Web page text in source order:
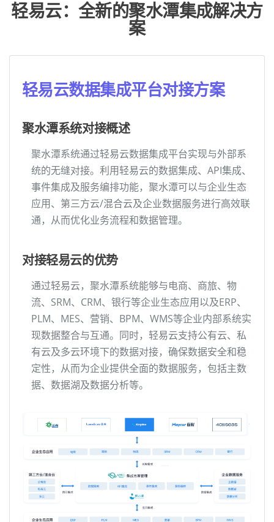
轻易云：全新的聚水潭集成解决方
案
轻易云数据集成平台对接方案
聚水潭系统对接概述
聚水潭系统通过轻易云数据集成平台实现与外部系
统的无缝对接。利用轻易云的数据集成、API集成、
事件集成及服务编排功能，聚水潭可以与企业生态
应用、第三方云/混合云及企业数据服务进行高效联
通，从而优化业务流程和数据管理。
对接轻易云的优势
通过轻易云，聚水潭系统能够与电商、商旅、物
流、SRM、CRM、银行等企业生态应用以及ERP、
PLM、MES、营销、BPM、WMS等企业内部系统实
现数据整合与互通。同时，轻易云支持公有云、私
有云及多云环境下的数据对接，确保数据安全和稳
定性，从而为企业提供全面的数据服务，包括主数
据、数据湖及数据分析等。